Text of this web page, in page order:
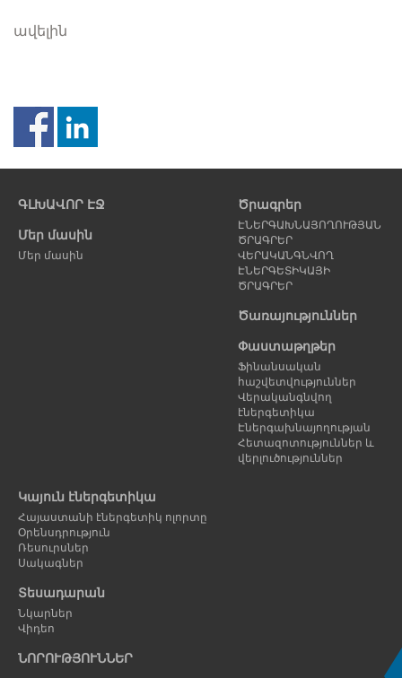
ավելին
էջ
ԳԼԽԱՎՈՐ ԷՋ
Մեր մասին
Մեր մասին
Ծրագրեր
ԷՆԵՐԳԱԽՆԱՅՈՂՈՒԹՅԱՆ
ԾՐԱԳՐԵՐ
ՎԵՐԱԿԱՆԳՆՎՈՂ
ԷՆԵՐԳԵՏԻԿԱՅԻ
ԾՐԱԳՐԵՐ
Ծառայություններ
Փաստաթղթեր
Ֆինանսական
հաշվետվություններ
Վերականգնվող
էներգետիկա
Էներգախնայողության
Հետազոտություններ և
վերլուծություններ
Կայուն էներգետիկա
Հայաստանի էներգետիկ ոլորտը
Օրենսդրություն
Ռեսուրսներ
Սակագներ
Տեսադարան
Նկարներ
Վիդեո
ՆՈՐՈՒԹՅՈՒՆՆԵՐ